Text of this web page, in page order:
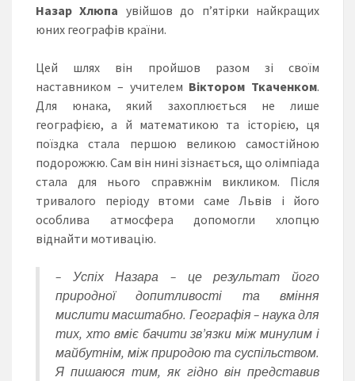
Назар Хлюпа увійшов до п’ятірки найкращих
юних географів країни.
Цей шлях він пройшов разом зі своїм
наставником – учителем Віктором Ткаченком.
Для юнака, який захоплюється не лише
географією, а й математикою та історією, ця
поїздка стала першою великою самостійною
подорожжю. Сам він нині зізнається, що олімпіада
стала для нього справжнім викликом. Після
тривалого періоду втоми саме Львів і його
особлива атмосфера допомогли хлопцю
віднайти мотивацію.
– Успіх Назара – це результат його
природної допитливості та вміння
мислити масштабно. Географія – наука для
тих, хто вміє бачити зв’язки між минулим і
майбутнім, між природою та суспільством.
Я пишаюся тим, як гідно він представив